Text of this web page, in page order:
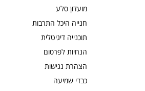
מועדון סלע
חנייה היכל התרבות
תוכנייה דיגיטלית
הנחיות לפרסום
הצהרת נגישות
כבדי שמיעה